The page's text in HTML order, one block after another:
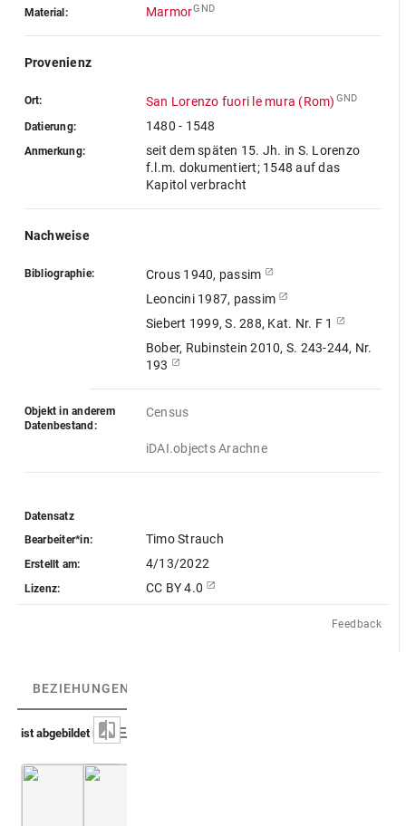
Material: MarmorGND
Provenienz
Ort: San Lorenzo fuori le mura (Rom) GND
Datierung: 1480 - 1548
Anmerkung:
seit dem späten 15. Jh. in S. Lorenzo
f.l.m. dokumentiert; 1548 auf das
Kapitol verbracht
Nachweise
Bibliographie:
Crous 1940, passim
Leoncini 1987, passim
Siebert 1999, S. 288, Kat. Nr. F 1
Bober, Rubinstein 2010, S. 243-244, Nr.
193
Objekt in anderem
Datenbestand:
Census
iDAI.objects Arachne
Datensatz
Bearbeiter*in:
Timo Strauch
Erstellt am: 4/13/2022
Lizenz: CC BY 4.0
Feedback
BEZIEHUNGEN
ist abgebildet in